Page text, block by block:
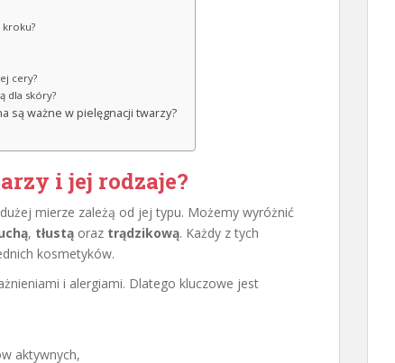
kroku?
cery?
dla skóry?
są ważne w pielęgnacji twarzy?
i jej rodzaje?
mierze zależą od jej typu. Możemy wyróżnić
, tłustą oraz trądzikową. Każdy z tych
kosmetyków.
i alergiami. Dlatego kluczowe jest
aktywnych,